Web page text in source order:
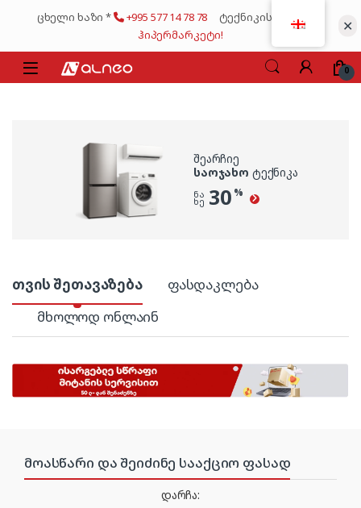
ცხელი ხაზი * +995 577 14 78 78
ტექნიკის მსხვილი
ჰიპერმარკეტი!
✕
0
ᲨᲔᲐᲠᲩᲘᲔ
ᲡᲐᲝᲯᲐᲮᲝ ᲢᲔᲥᲜᲘᲙᲐ
ᲜᲐ
ᲮᲔ 30 %
Product Carousel Tabs
თვის შეთავაზება
ფასდაკლება
მხოლოდ ონლაინ
მოასწარი და შეიძინე სააქციო ფასად
დარჩა: